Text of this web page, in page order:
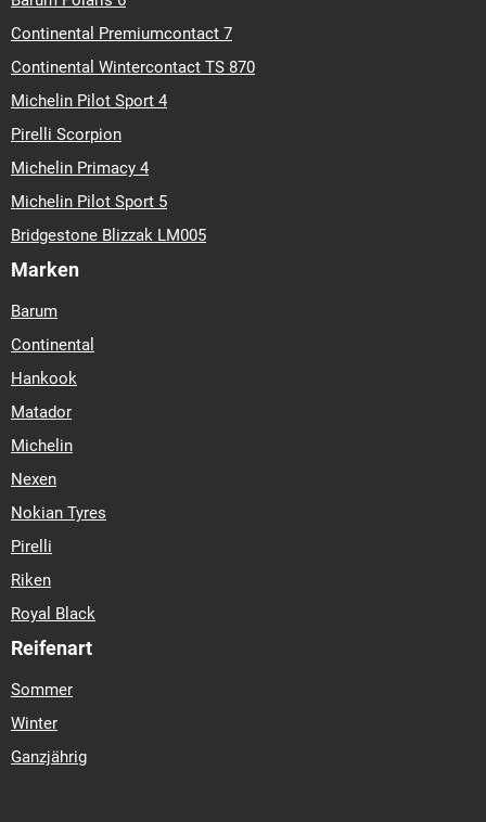
Continental Premiumcontact 7
Continental Wintercontact TS 870
Michelin Pilot Sport 4
Pirelli Scorpion
Michelin Primacy 4
Michelin Pilot Sport 5
Bridgestone Blizzak LM005
Marken
Barum
Continental
Hankook
Matador
Michelin
Nexen
Nokian Tyres
Pirelli
Riken
Royal Black
Reifenart
Sommer
Winter
Ganzjährig